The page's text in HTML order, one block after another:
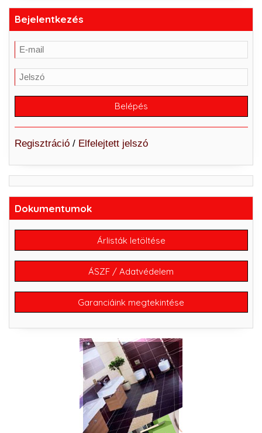
Bejelentkezés
Regisztráció/ Elfelejtett jelszó
Dokumentumok
Árlisták letöltése
ÁSZF / Adatvédelem
Garanciáink megtekintése